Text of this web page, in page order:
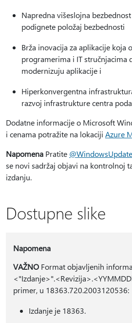
Napredna višeslojna
podignete položaj bezbednosti
Brža inovacija za aplikacije koja
programerima i IT stručnjacima
modernizuju aplikacije i
Hiperkonvergentna
razvoj infrastrukture centra
Dodatne informacije o Microsoft
i cenama potražite na lokaciji Azure
Napomena Pratite @WindowsUpdate
se novi sadržaj objavi na kontrolnoj
izdanju.
Dostupne slike
Napomena
VAŽNOFormat objavljenih
primer, u 18363.720.2003120536:
Izdanje je 18363.